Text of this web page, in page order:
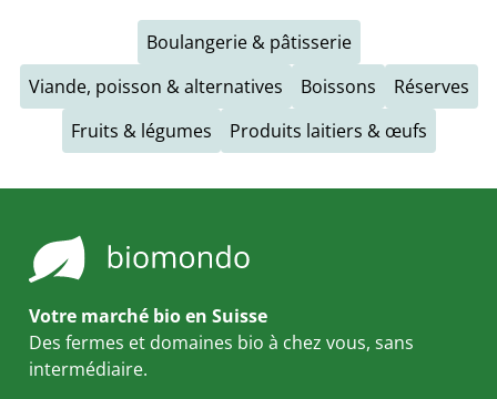
Boulangerie & pâtisserie
Viande, poisson & alternatives
Boissons
Réserves
Fruits & légumes
Produits laitiers & œufs
Votre marché bio en Suisse
Des fermes et domaines bio à chez vous, sans
intermédiaire.